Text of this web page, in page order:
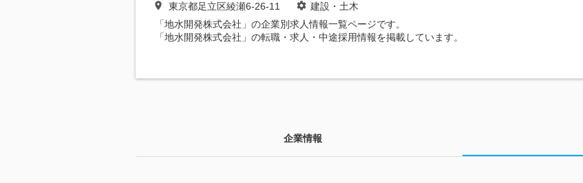
東京都足立区綾瀬6-26-11
建設・土木
「地水開発株式会社」の企業別求人情報一覧ページです。
「地水開発株式会社」の転職・求人・中途採用情報を掲載しています。
企業情報